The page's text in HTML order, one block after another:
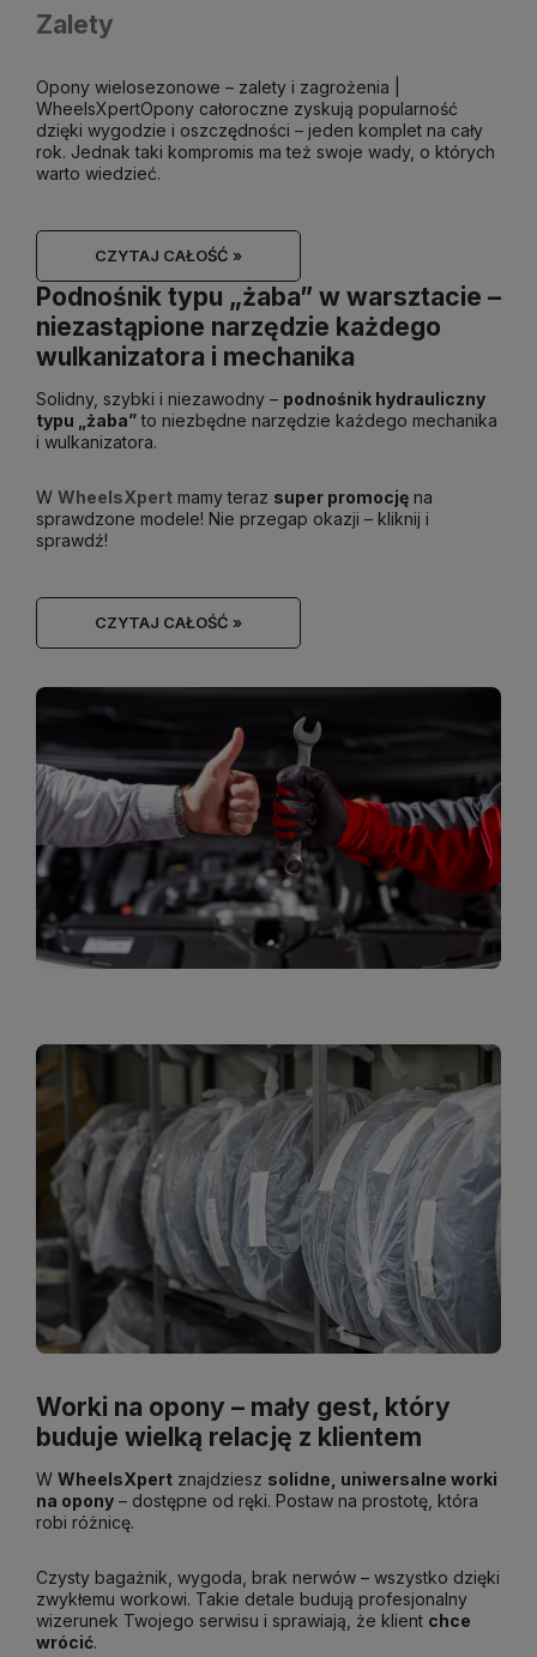
Opony wielosezonowe – zalety i zagrożenia |
WheelsXpertOpony całoroczne zyskują popularność
dzięki wygodzie i oszczędności – jeden komplet na cały
rok. Jednak taki kompromis ma też swoje wady, o których
warto wiedzieć.
Zalety
CZYTAJ CAŁOŚĆ »
Podnośnik typu „żaba” w warsztacie –
niezastąpione narzędzie każdego
wulkanizatora i mechanika
CZYTAJ CAŁOŚĆ »
Solidny, szybki i niezawodny – podnośnik hydrauliczny
typu „żaba”to niezbędne narzędzie każdego mechanika
i wulkanizatora.
W WheelsXpert mamy teraz super promocję na
sprawdzone modele! Nie przegap okazji – kliknij i
sprawdź!
Worki na opony – mały gest, który
buduje wielką relację z klientem
Czysty bagażnik, wygoda, brak nerwów – wszystko dzięki
zwykłemu workowi. Takie detale budują profesjonalny
wizerunek Twojego serwisu i sprawiają, że klient chce
wrócić.
W WheelsXpert znajdziesz solidne, uniwersalne worki
na opony – dostępne od ręki. Postaw na prostotę, która
robi różnicę.